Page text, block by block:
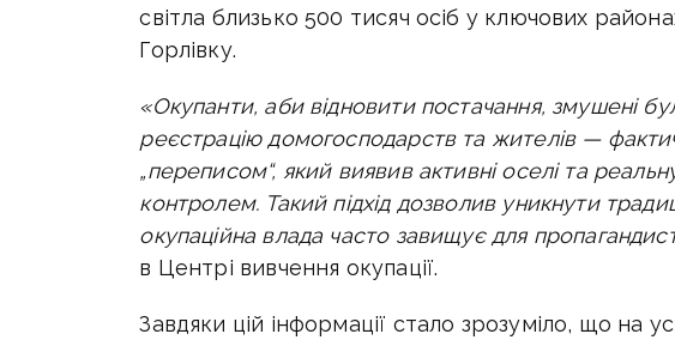
світла близько 500 тисяч осіб у ключових
Горлівку.
«Окупанти, аби відновити постачання, змушені
реєстрацію домогосподарств та жителів —
„переписом“, який виявив активні оселі та
контролем. Такий підхід дозволив уникнути
окупаційна влада часто завищує для
в Центрі вивчення окупації.
Завдяки цій інформації стало зрозуміло, що на